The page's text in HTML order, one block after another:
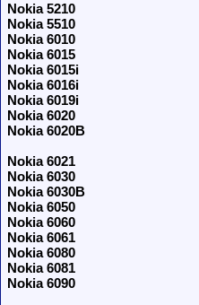
Nokia 5210
Nokia 5510
Nokia 6010
Nokia 6015
Nokia 6015i
Nokia 6016i
Nokia 6019i
Nokia 6020
Nokia 6020B
Nokia 6021
Nokia 6030
Nokia 6030B
Nokia 6050
Nokia 6060
Nokia 6061
Nokia 6080
Nokia 6081
Nokia 6090